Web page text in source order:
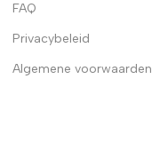
FAQ
Privacybeleid
Algemene voorwaarden